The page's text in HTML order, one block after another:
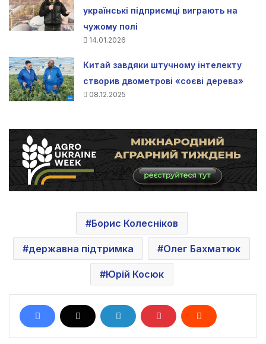
українські підприємці виграють на
чужому полі
14.01.2026
Китай завдяки штучному інтелекту
створив двометрові «соєві дерева»
08.12.2025
Борис Колесніков
державна підтримка Олег Бахматюк
Юрій Косюк